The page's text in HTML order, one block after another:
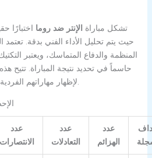
تشكل مباراة الإنتر ضد روما اختبارًا
حيث يتم تحليل الأداء الفني بدقة.
المنظمة والدفاع المتماسك، ويعتبر
حاسماً في تحديد نتيجة المباراة. تتيح
لإظهار مهاراتهم الفردية والتألق في المباريات الكبرى.
عدد
الانتصارات
عدد
التعادلات
عدد
الهزائم